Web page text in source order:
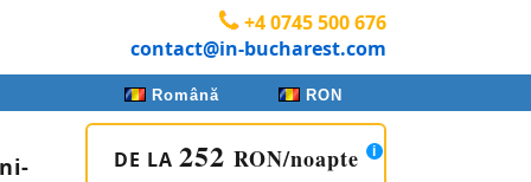
+4 0745 500 676
contact@in-bucharest.com
Română RON
DE LA 252 RON/noapte